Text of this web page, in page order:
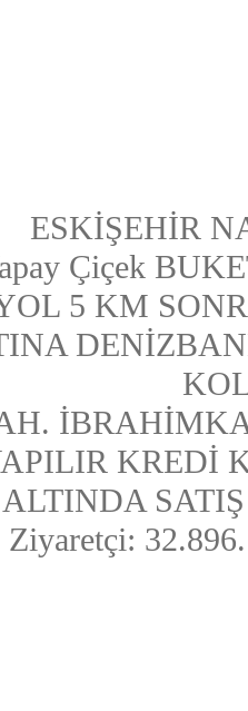
ESKİŞEHİR
Çiçek
5 KM
KREDİ
ALTINDA
Ziyaretçi: